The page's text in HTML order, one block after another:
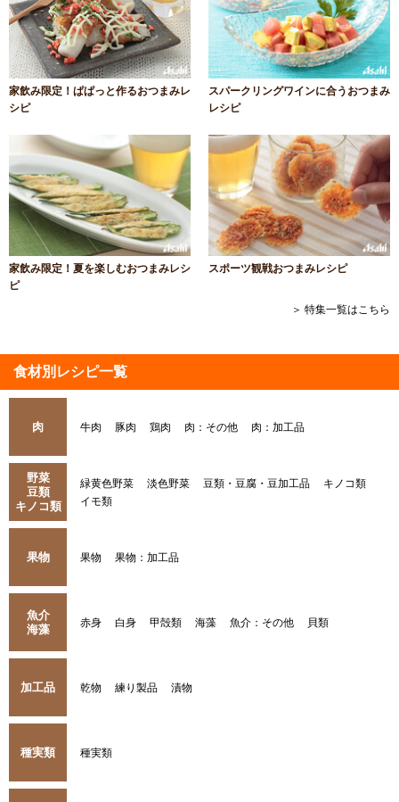
家飲み限定！ぱぱっと作るおつまみレ
シピ
スパークリングワインに合うおつまみ
レシピ
家飲み限定！夏を楽しむおつまみレシ
ピ
スポーツ観戦おつまみレシピ
＞ 特集一覧はこちら
食材別レシピ一覧
肉 牛肉 豚肉 鶏肉 肉：その他 肉：加工品
野菜
豆類
キノコ類
緑黄色野菜 淡色野菜 豆類・豆腐・豆加工品
キノコ類
イモ類
果物 果物 果物：加工品
魚介
海藻
赤身 白身 甲殻類 海藻 魚介：その他 貝類
加工品 乾物 練り製品 漬物
種実類 種実類